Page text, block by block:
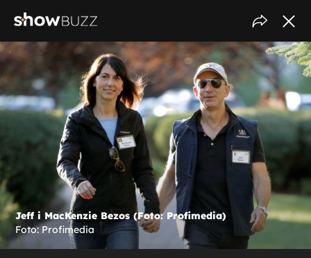
Jeff i MacKenzie Bezos (Foto: Profimedia)
Foto: Profimedia